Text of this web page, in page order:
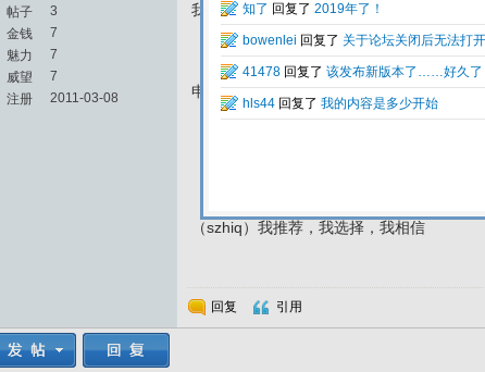
帖子
3
金钱
7
魅力
7
威望
7
注册
2011-03-08
我们承诺只要您的网站没有违法信息就可以
申请地址http://www.idcbt.com
（szhiq）我推荐，我选择，我相信
回复 引用